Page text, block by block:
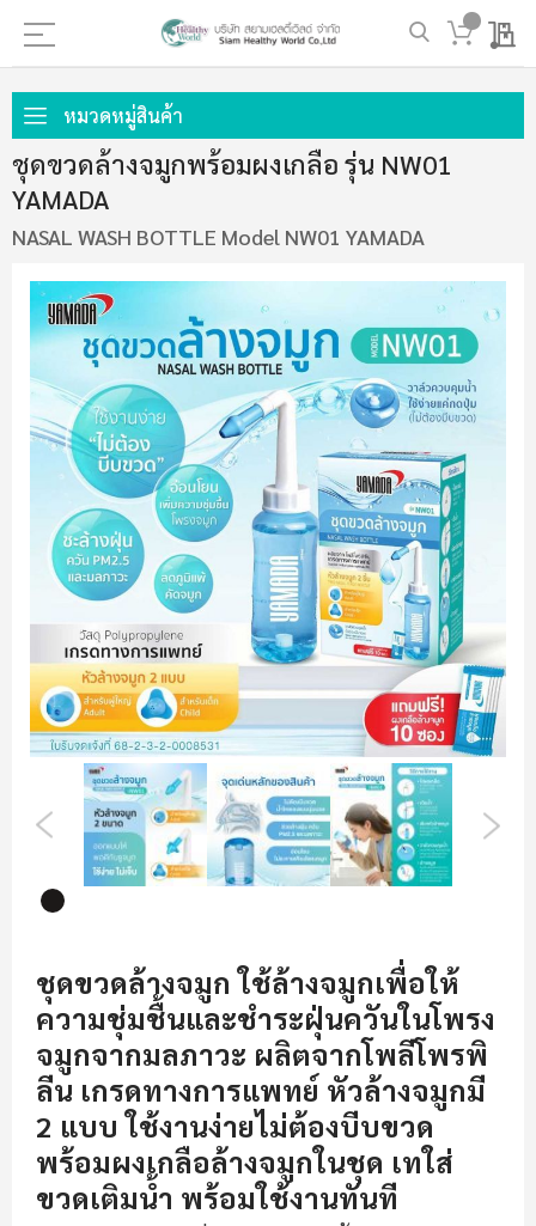
My
ไป
ที่
เนื้อหา
หมวดหมู่สินค้า
ชุดขวดล้างจมูกพร้อมผงเกลือ รุ่น NW01
YAMADA
NASAL WASH BOTTLE Model NW01 YAMADA
ข้าม
ไป
ที่
ส่วน
ท้าย
ของ
แกล
รูปภาพ
ที่
ส่วน
เริ่ม
ต้น
ของ
แกล
เลอ
รูปภาพ
ชุดขวดล้างจมูก ใช้ล้างจมูกเพื่อให้
ความชุ่มชื้นและชำระฝุ่นควันในโพรง
จมูกจากมลภาวะ ผลิตจากโพลีโพรพิ
ลีน เกรดทางการแพทย์ หัวล้างจมูกมี
2 แบบ ใช้งานง่ายไม่ต้องบีบขวด
พร้อมผงเกลือล้างจมูกในชุด เทใส่
ขวดเติมน้ำ พร้อมใช้งานทันที